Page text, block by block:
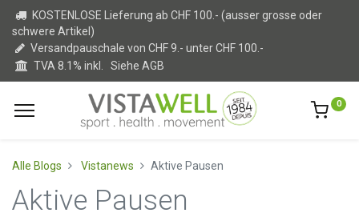
KOSTENLOSE Lieferung ab CHF 100.- (ausser grosse oder
schwere Artikel)
Versandpauschale von CHF 9.- unter CHF 100.-
TVA 8.1% inkl. Siehe AGB
0
Alle Blogs Vistanews Aktive Pausen
Aktive Pausen